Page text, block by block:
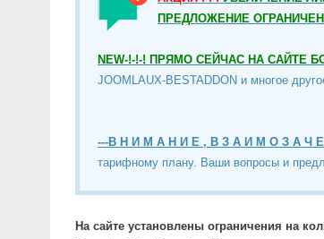
ПРЕДЛОЖЕНИЕ
NEW-!-!-! ПРЯМО СЕЙЧАС НА САЙТЕ
JOOMLAUX-BESTADDON и многое
---В Н И М А Н И Е , В З А И М О З А Ч Е
тарифному плану. Ваши вопросы и
На сайте установлены ограничения на